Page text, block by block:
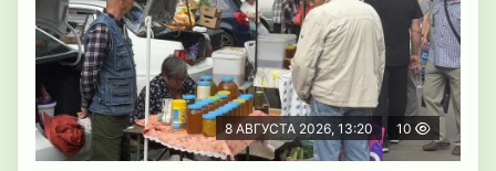
8 АВГУСТА 2026, 13:20 10